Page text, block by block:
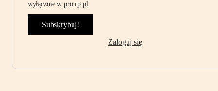
wyłącznie w pro.rp.pl.
Subskrybuj!
Zaloguj się